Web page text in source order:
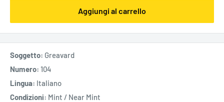
Aggiungi al carrello
Soggetto: Greavard
Numero: 104
Lingua: Italiano
Condizioni: Mint / Near Mint